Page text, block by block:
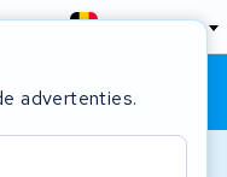
België
Inloggen
advertenties.